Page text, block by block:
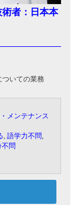
術者：日本本
ついての業務
、放電加工機等
メンテナンス
語学力不問
不問